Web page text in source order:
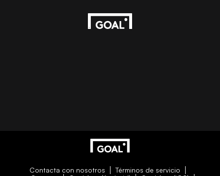
Contacta con nosotros
Términos de servicio